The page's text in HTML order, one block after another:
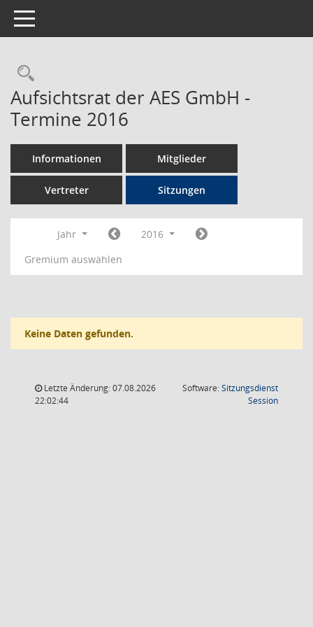
Toggle navigation
Rechercheauswahl
Aufsichtsrat der AES GmbH -
Termine 2016
Informationen Mitglieder
Vertreter Sitzungen
Jahr
2016
Gremium auswählen
Keine Daten gefunden.
Letzte Änderung: 07.08.2026
22:02:44
Software:Sitzungsdienst
Session(Wird in